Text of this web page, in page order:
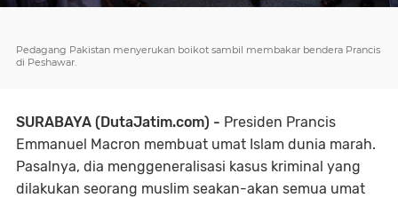
Pedagang Pakistan menyerukan boikot sambil membakar bendera Prancis
di Peshawar.
SURABAYA (DutaJatim.com) - Presiden Prancis
Emmanuel Macron membuat umat Islam dunia marah.
Pasalnya, dia menggeneralisasi kasus kriminal yang
dilakukan seorang muslim seakan-akan semua umat